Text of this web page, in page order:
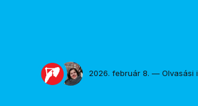
2026. február 8. — Olvasási